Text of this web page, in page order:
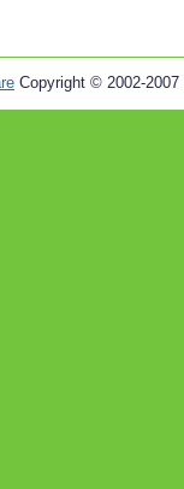
Copyright © 2002-2007